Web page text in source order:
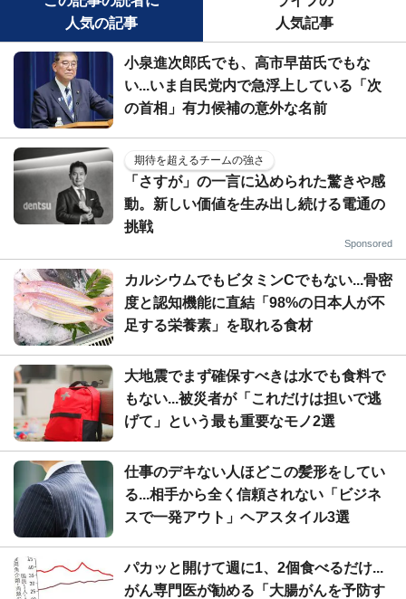
人気の記事
人気記事
小泉進次郎氏でも、高市早苗氏でもな
い...いま自民党内で急浮上している「次
の首相」有力候補の意外な名前
期待を超えるチームの強さ
「さすが」の一言に込められた驚きや感
動。新しい価値を生み出し続ける電通の
挑戦
Sponsored
カルシウムでもビタミンCでもない...骨密
度と認知機能に直結「98%の日本人が不
足する栄養素」を取れる食材
大地震でまず確保すべきは水でも食料で
もない...被災者が「これだけは担いで逃
げて」という最も重要なモノ2選
仕事のデキない人ほどこの髪形をしてい
る...相手から全く信頼されない「ビジネ
スで一発アウト」ヘアスタイル3選
パカッと開けて週に1、2個食べるだけ...
がん専門医が勧める「大腸がんを予防す